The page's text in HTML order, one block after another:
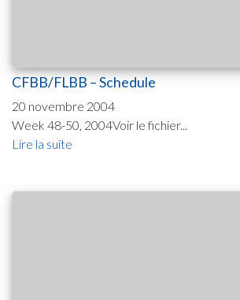
CFBB/FLBB – Schedule
20 novembre 2004
Week 48-50, 2004Voir le fichier...
Lire la suite